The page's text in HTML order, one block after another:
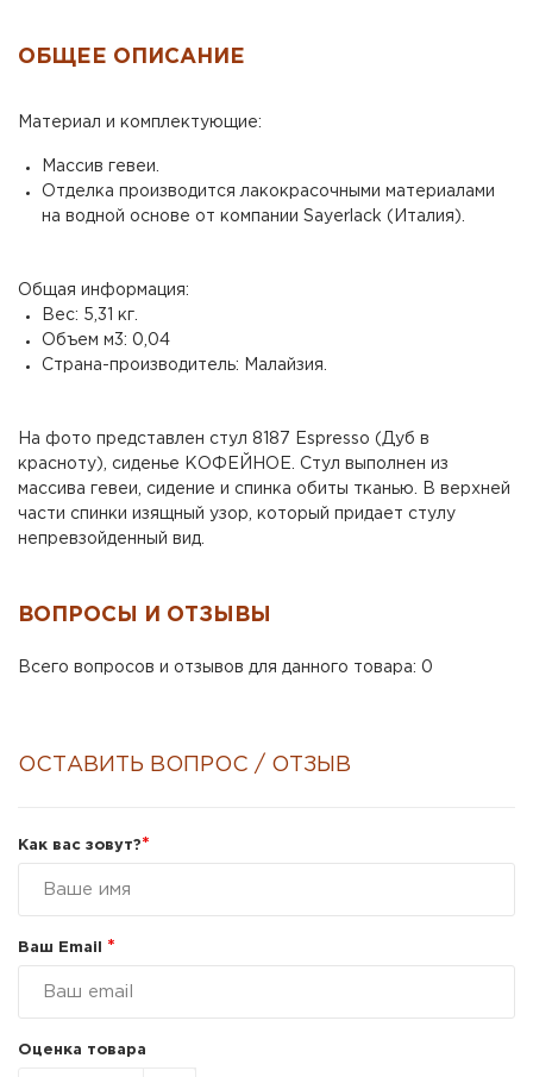
ОБЩЕЕ ОПИСАНИЕ
Материал и комплектующие:
Массив гевеи.
Отделка производится лакокрасочными материалами
на водной основе от компании Sayerlack (Италия).
Общая информация:
Вес: 5,31 кг.
Объем м3: 0,04
Страна-производитель: Малайзия.
На фото представлен стул 8187 Espresso (Дуб в
красноту), сиденье КОФЕЙНОЕ. Стул выполнен из
массива гевеи, сидение и спинка обиты тканью. В верхней
части спинки изящный узор, который придает стулу
непревзойденный вид.
ВОПРОСЫ И ОТЗЫВЫ
Всего вопросов и отзывов для данного товара: 0
ОСТАВИТЬ ВОПРОС / ОТЗЫВ
Как вас зовут?*
Ваш Email *
Оценка товара